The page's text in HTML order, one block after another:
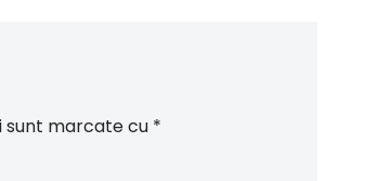
sunt marcate cu *